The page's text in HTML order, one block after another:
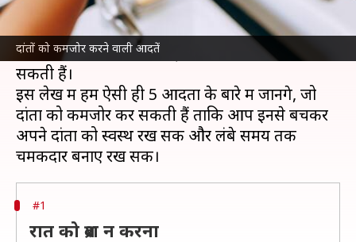
दांतों को कमजोर करने वाली आदतें
दांतों की देखभाल करना उतना ही जरूरी है, जितना शरीर
के अन्य अंगों की। कुछ आदतें हमारे दांतों को कमजोर कर
सकती हैं और उन्हें जल्दी सड़न या दर्द का शिकार बना
सकती हैं।
इस लेख में हम ऐसी ही 5 आदतों के बारे में जानेंगे, जो
दांतों को कमजोर कर सकती हैं ताकि आप इनसे बचकर
अपने दांतों को स्वस्थ रख सकें और लंबे समय तक
#1
रात को ब्रश न करना